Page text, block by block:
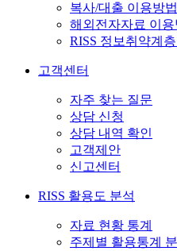
복사/대출 이용방법
해외전자자료 이용
RISS 정보취약계
고객센터
자주 찾는 질문
상담 신청
상담 내역 확인
고객제안
신고센터
RISS 활용도 분석
자료 현황 통계
주제별 활용통계